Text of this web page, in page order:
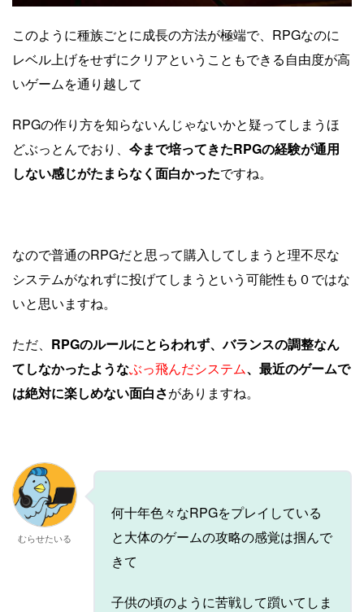
このように種族ごとに成長の方法が極端で、RPGなのに
レベル上げをせずにクリアということもできる自由度が高
いゲームを通り越して
RPGの作り方を知らないんじゃないかと疑ってしまうほ
どぶっとんでおり、 今まで培ってきたRPGの経験が通用
しない感じがたまらなく面白かったですね。
なので普通のRPGだと思って購入してしまうと理不尽な
システムがなれずに投げてしまうという可能性も０ではな
いと思いますね。
ただ、 RPGのルールにとらわれず、バランスの調整なん
てしなかったようなぶっ飛んだシステム、最近のゲームで
は絶対に楽しめない面白さがありますね。
むらせたいる
何十年色々なRPGをプレイしている
と大体のゲームの攻略の感覚は掴んで
きて
子供の頃のように苦戦して躓いてしま